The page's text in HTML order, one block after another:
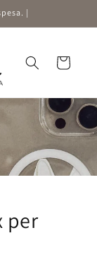
|
Carrello
per